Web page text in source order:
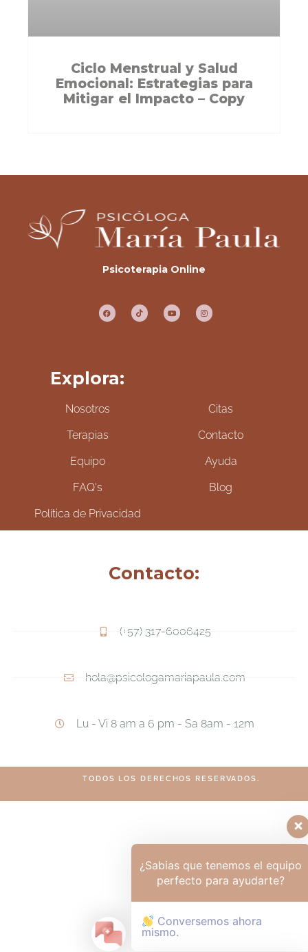
Ciclo Menstrual y Salud
Emocional: Estrategias para
Mitigar el Impacto – Copy
Psicoterapia Online
Explora:
Nosotros
Terapias
Equipo
FAQ's
Política de Privacidad
Citas
Contacto
Ayuda
Blog
Contacto:
(+57) 317-6006425
hola@psicologamariapaula.com
Lu - Vi 8 am a 6 pm - Sa 8am - 12m
TODOS LOS DERECHOS RESERVADOS.
¿Sabias que tenemos el equipo
perfecto para ayudarte?
Conversemos ahora
mismo.